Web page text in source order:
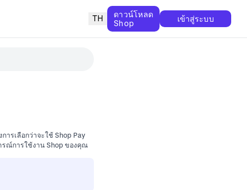
TH
ดาวน์โหลด
Shop
เข้าสู่ระบบ
รเลือกว่าจะใช้ Shop Pay
รณ์การใช้งาน Shop ของคุณ